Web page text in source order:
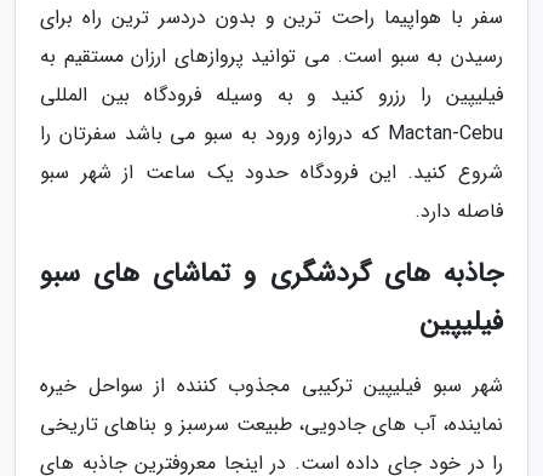
سفر با هواپیما راحت ترین و بدون دردسر ترین راه برای
رسیدن به سبو است. می توانید پروازهای ارزان مستقیم به
فیلیپین را رزرو کنید و به وسیله فرودگاه بین المللی
Mactan-Cebu که دروازه ورود به سبو می باشد سفرتان را
شروع کنید. این فرودگاه حدود یک ساعت از شهر سبو
فاصله دارد.
جاذبه های گردشگری و تماشای های سبو
فیلیپین
شهر سبو فیلیپین ترکیبی مجذوب کننده از سواحل خیره
نماینده، آب های جادویی، طبیعت سرسبز و بناهای تاریخی
را در خود جای داده است. در اینجا معروفترین جاذبه های